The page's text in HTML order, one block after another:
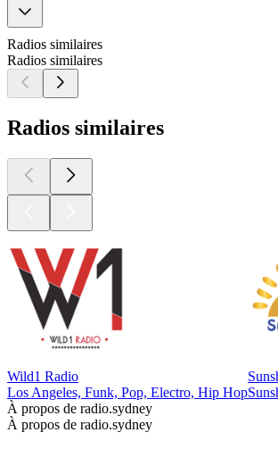
Radios similaires
Radios similaires
Radios similaires
Wild1 Radio
Los Angeles, Funk, Pop, Electro, Hip Hop
À propos de radio.sydney
À propos de radio.sydney